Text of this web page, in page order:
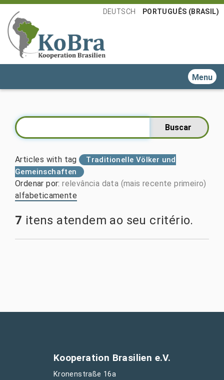
DEUTSCH PORTUGUÊS (BRASIL)
Toggle
Articles with tag
Traditionelle Völker und
Gemeinschaften
Ordenar por:relevância data (mais recente primeiro)
alfabeticamente
7 itens atendem ao seu critério.
Kooperation Brasilien e.V.
Kronenstraße 16a